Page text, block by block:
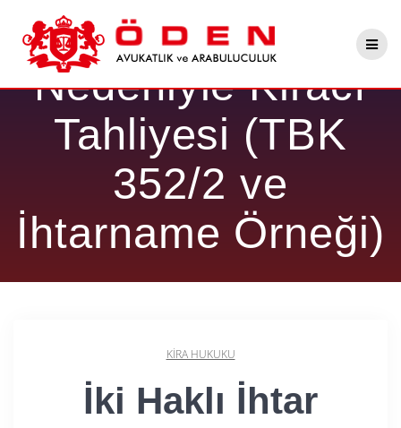
to
content
İki Haklı İhtar
Nedeniyle Kiracı
Tahliyesi (TBK
352/2 ve
İhtarname Örneği)
KIRA HUKUKU
İki Haklı İhtar